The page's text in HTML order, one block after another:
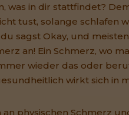
was in dir stattfindet?
tust, solange schlafen
sagst Okay, und
an! Ein Schmerz, wo
wieder das oder
wirkt sich in
physischen Schmerz